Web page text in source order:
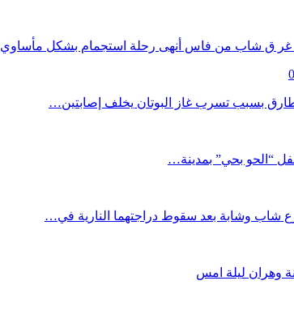
غر ق شاب من فاس أنهى رحلة استجمام بشكل مأساوي
0
بسبب تسرب غاز البوتان يخلف إصابتين…
“الحو بحي” بمدينة…
شاب وشابة بعد سقوط دراجتهما النارية في…
وهران ليلة امس